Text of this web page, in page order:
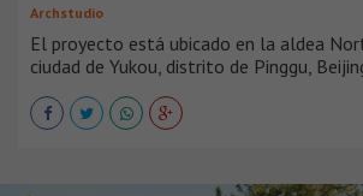
Archstudio
El proyecto está ubicado en la aldea
ciudad de Yukou, distrito de Pinggu,